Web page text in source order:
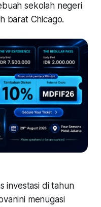
sekolah negeri
barat Chicago.
investasi di tahun
menugasi